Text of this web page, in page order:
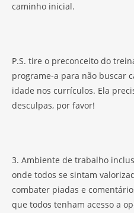
caminho inicial.
P.S. tire o preconceito do
programe-a para não buscar
idade nos currículos. Ela
desculpas, por favor!
3. Ambiente de trabalho
onde todos se sintam
combater piadas e
que todos tenham acesso a